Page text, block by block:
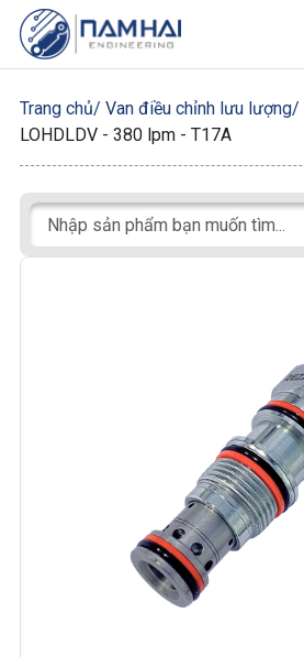
Trang chủ Van điều chỉnh lưu lượng
LOHDLDV - 380 lpm - T17A